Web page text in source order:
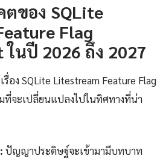
ของ SQLite
Flag
ในปี 2026 ถึง 2027
รื่อง SQLite Litestream Feature Flag
ที่จะเปลี่ยนแปลงไปในทิศทางที่น่า
ปัญญาประดิษฐ์จะเข้ามามีบทบาท